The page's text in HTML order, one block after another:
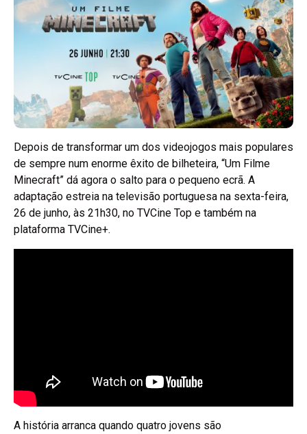
Depois de transformar um dos videojogos mais populares
de sempre num enorme êxito de bilheteira, “Um Filme
Minecraft” dá agora o salto para o pequeno ecrã. A
adaptação estreia na televisão portuguesa na sexta-feira,
26 de junho, às 21h30, no TVCine Top e também na
plataforma TVCine+.
A história arranca quando quatro jovens são